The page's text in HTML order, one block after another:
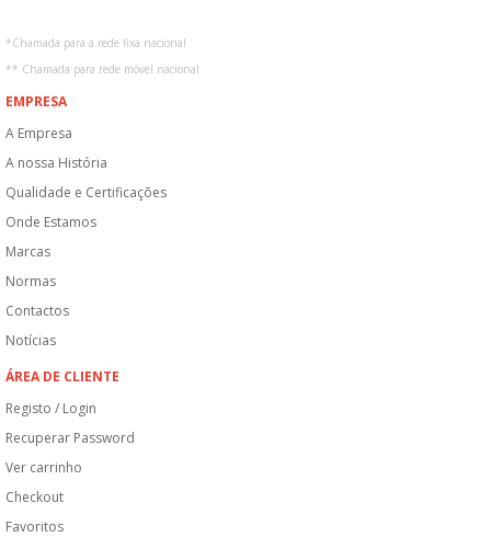
*Chamada para a rede fixa nacional
** Chamada para rede móvel nacional
EMPRESA
A Empresa
A nossa História
Qualidade e Certificações
Onde Estamos
Marcas
Normas
Contactos
Notícias
ÁREA DE CLIENTE
Registo / Login
Recuperar Password
Ver carrinho
Checkout
Favoritos